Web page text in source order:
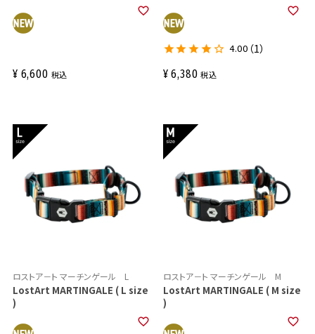
¥ 6,600 税込 ¥ 6,380 税込
4.00 （1）
ロストア－ト マーチンゲール L
LostArt MARTINGALE ( L size
)
ロストア－ト マーチンゲール M
LostArt MARTINGALE ( M size
)